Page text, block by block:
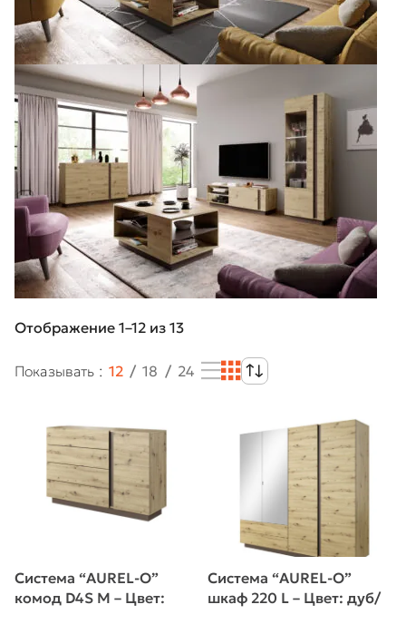
Отображение 1–12 из 13
Показывать 12 18 24
Система “AUREL-O”
комод D4S M – Цвет:
Система “AUREL-O”
шкаф 220 L – Цвет: дуб/